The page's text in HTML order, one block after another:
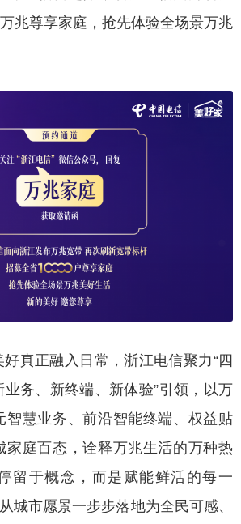
兆尊享家庭，抢先体验全场景万兆
真正融入日常，浙江电信聚力“四
务、新终端、新体验”引领，以万
智慧业务、前沿智能终端、权益贴
家庭百态，诠释万兆生活的万种热
留于概念，而是赋能鲜活的每一
城市愿景一步步落地为全民可感、